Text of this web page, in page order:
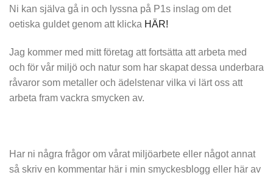
Ni kan själva gå in och lyssna på P1s inslag om det
oetiska guldet genom att klicka HÄR!
Jag kommer med mitt företag att fortsätta att arbeta med
och för vår miljö och natur som har skapat dessa underbara
råvaror som metaller och ädelstenar vilka vi lärt oss att
arbeta fram vackra smycken av.
Har ni några frågor om vårat miljöarbete eller något annat
så skriv en kommentar här i min smyckesblogg eller här av